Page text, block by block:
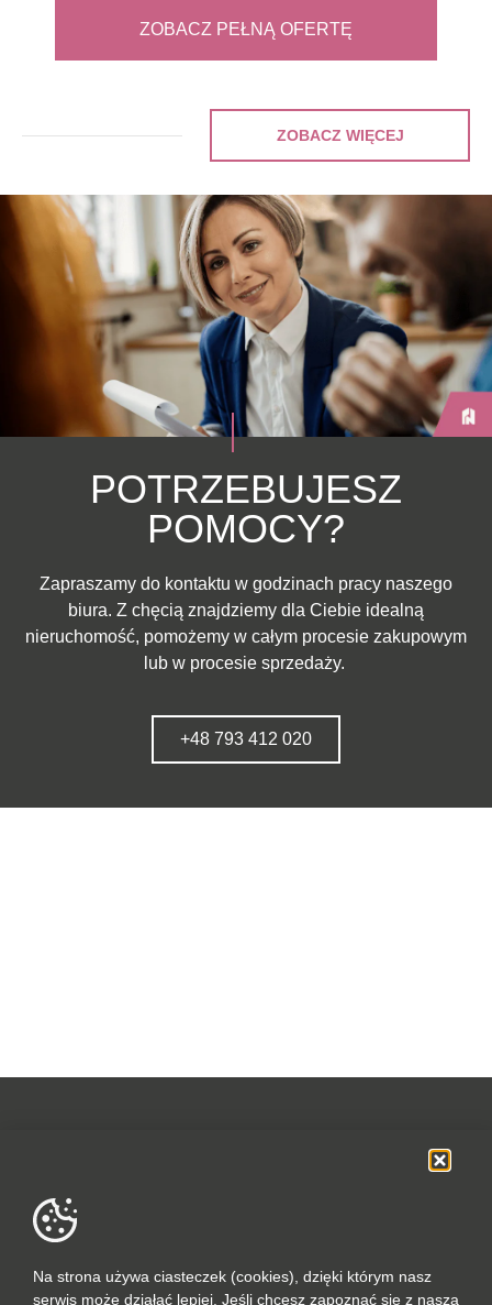
ZOBACZ PEŁNĄ OFERTĘ
ZOBACZ WIĘCEJ
POTRZEBUJESZ
POMOCY?
Zapraszamy do kontaktu w godzinach pracy naszego
biura. Z chęcią znajdziemy dla Ciebie idealną
nieruchomość, pomożemy w całym procesie zakupowym
lub w procesie sprzedaży.
+48 793 412 020
SOCIAL MEDIA
DANE FIRMOWE
Na strona używa ciasteczek (cookies), dzięki którym nasz
serwis może działać lepiej. Jeśli chcesz zapoznać się z naszą